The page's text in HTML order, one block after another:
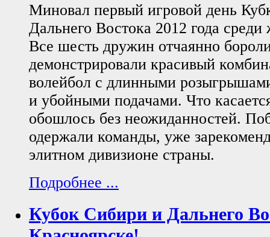
Миновал первый игровой день
Дальнего Востока 2012 года
Все шесть дружин отчаянно
демонстрировали красивый
волейбол с длинными
и убойными подачами. Что
обошлось без неожиданностей.
одержали команды, уже
элитном дивизионе страны.
Подробнее ...
Кубок Сибири и Дальнего